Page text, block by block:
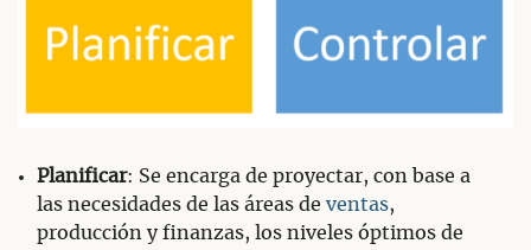
Planificar: Se encarga de proyectar, con base a
las necesidades de las áreas de ventas,
producción y finanzas, los niveles óptimos de